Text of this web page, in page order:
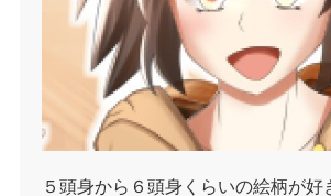
５頭身から６頭身くらいの絵柄が好